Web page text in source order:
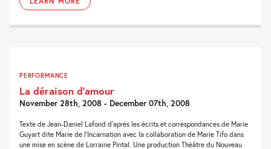
PERFORMANCE
La déraison d’amour
November 28th, 2008 - December 07th, 2008
Texte de Jean-Daniel Lafond d'après les écrits et correspondances de Marie
Guyart dite Marie de l'Incarnation avec la collaboration de Marie Tifo dans
une mise en scène de Lorraine Pintal. Une production Théâtre du Nouveau